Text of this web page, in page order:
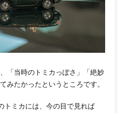
「当時のトミカっぽさ」「絶妙
みたかったというところです。
トミカには、今の目で見れば